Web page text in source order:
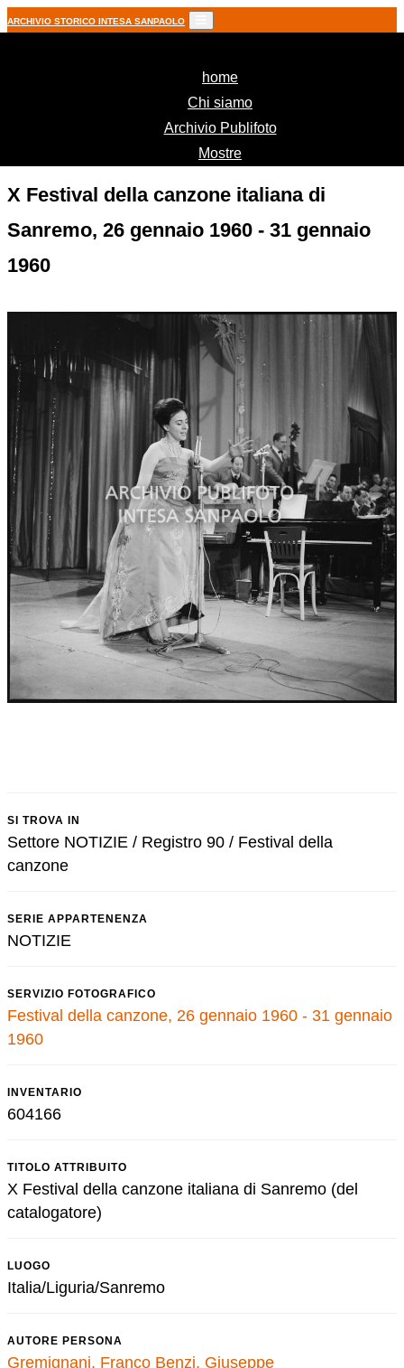
ARCHIVIO STORICO INTESA SANPAOLO
home(current)
Chi siamo
Archivio Publifoto
Mostre
X Festival della canzone italiana di
Sanremo, 26 gennaio 1960 - 31 gennaio
1960
SI TROVA IN
Settore NOTIZIE / Registro 90 / Festival della
canzone
SERIE APPARTENENZA
NOTIZIE
SERVIZIO FOTOGRAFICO
Festival della canzone, 26 gennaio 1960 - 31 gennaio
1960
INVENTARIO
604166
TITOLO ATTRIBUITO
X Festival della canzone italiana di Sanremo (del
catalogatore)
LUOGO
Italia/Liguria/Sanremo
AUTORE PERSONA
Gremignani, Franco Benzi, Giuseppe